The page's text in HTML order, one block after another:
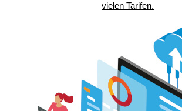
vielen Tarifen.